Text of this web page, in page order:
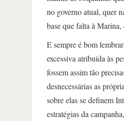
no governo atual, quer
base que falta à Marina,
E sempre é bom
excessiva atribuída às
fossem assim tão
desnecessárias as
sobre elas se definem
estratégias da